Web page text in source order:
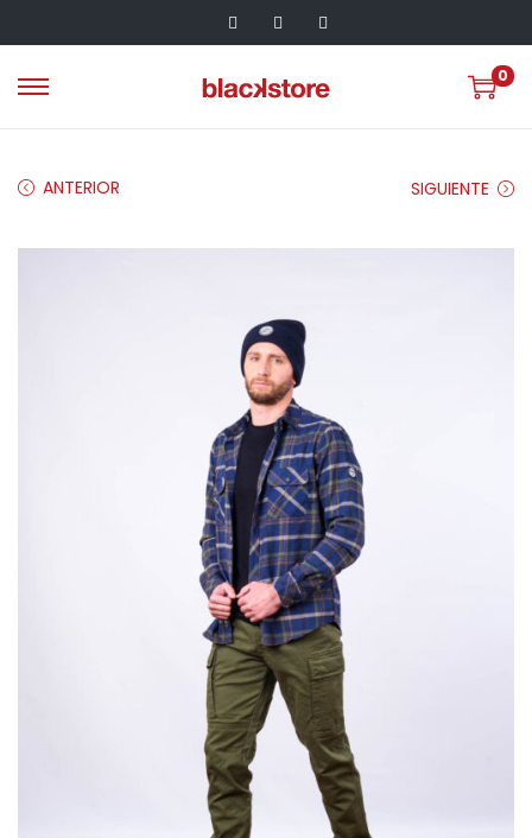
0
ANTERIOR SIGUIENTE